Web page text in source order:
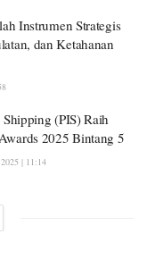
Instrumen Strategis
dan Ketahanan
(PIS) Raih
2025 Bintang 5
| 11:14